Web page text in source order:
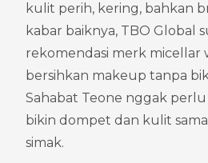
kulit perih, kering, bahkan
kabar baiknya, TBO Global
rekomendasi merk micellar
bersihkan makeup tanpa
Sahabat Teone nggak
bikin dompet dan kulit
simak.